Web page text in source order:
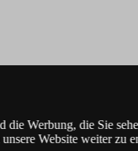
Werbung, die Sie
Website weiter zu